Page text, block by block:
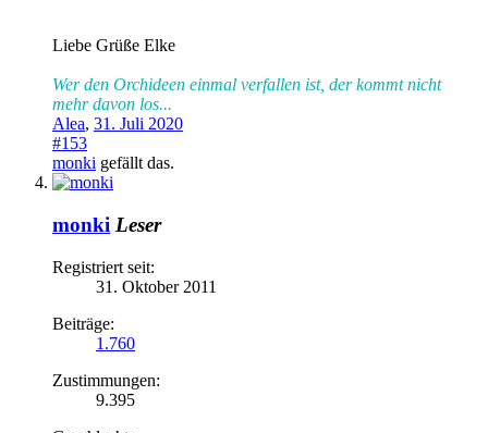
Liebe Grüße Elke
Wer den Orchideen einmal verfallen ist, der kommt nicht
mehr davon los...
Alea, 31. Juli 2020
#153
monki gefällt das.
monki Leser
Registriert seit:
31. Oktober 2011
Beiträge:
1.760
Zustimmungen:
9.395